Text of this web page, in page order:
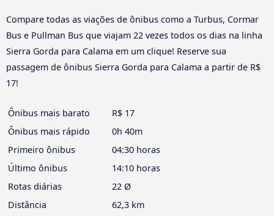
Compare todas as viações de ônibus como a Turbus, Cormar
Bus e Pullman Bus que viajam 22 vezes todos os dias na linha
Sierra Gorda para Calama em um clique! Reserve sua
passagem de ônibus Sierra Gorda para Calama a partir de R$
17!
Ônibus mais barato
R$ 17
Ônibus mais rápido
0h 40m
Primeiro ônibus
04:30 horas
Último ônibus
14:10 horas
Rotas diárias
22 Ø
Distância
62,3 km